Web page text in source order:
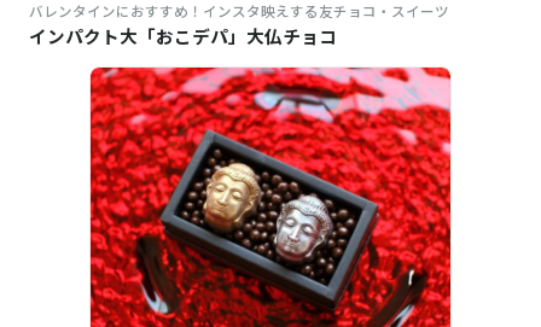
バレンタインにおすすめ！インスタ映えする友チョコ・スイーツ
インパクト大「おこデパ」大仏チョコ